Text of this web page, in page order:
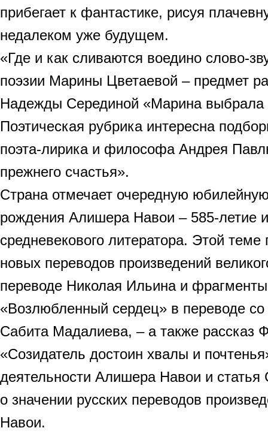
прибегает к фантастике, рисуя
недалеком уже будущем.
«Где и как сливаются воедино слово-
поэзии Марины Цветаевой – предмет
Надежды Серединой «Марина выбрала
Поэтическая рубрика интересна
поэта-лирика и философа Андрея
прежнего счастья».
Страна отмечает очередную
рождения Алишера Навои – 585-летие
средневекового литератора. Этой
новых переводов произведений
переводе Николая Ильина и фрагменты
«Возлюбленный сердец» в переводе со
Сабита Мадалиева, – а также рассказ
«Созидатель достоин хвалы и
деятельности Алишера Навои и
о значении русских переводов
Навои.